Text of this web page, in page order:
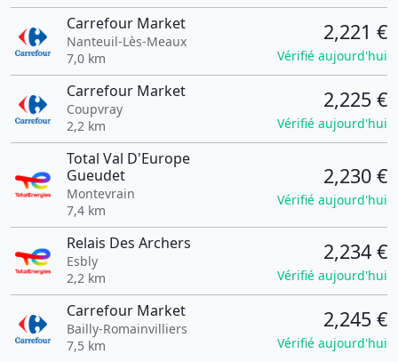
Carrefour Market
Nanteuil-Lès-Meaux
7,0 km
2,221 €
Vérifié aujourd'hui
Carrefour Market
Coupvray
2,2 km
2,225 €
Vérifié aujourd'hui
Total Val D'Europe
Gueudet
Montevrain
7,4 km
2,230 €
Vérifié aujourd'hui
Relais Des Archers
Esbly
2,2 km
2,234 €
Vérifié aujourd'hui
Carrefour Market
Bailly-Romainvilliers
7,5 km
2,245 €
Vérifié aujourd'hui